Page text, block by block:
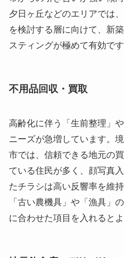
夕日ヶ丘などのエリアでは
を検討する層に向けて、新
スティングが極めて有効です
不用品回収・買取
高齢化に伴う「生前整理」
ニーズが急増しています。
市では、信頼できる地元の
ている住民が多く、顔写真
たチラシは高い反響率を維
「古い農機具」や「漁具」
に合わせた項目を入れるとよ